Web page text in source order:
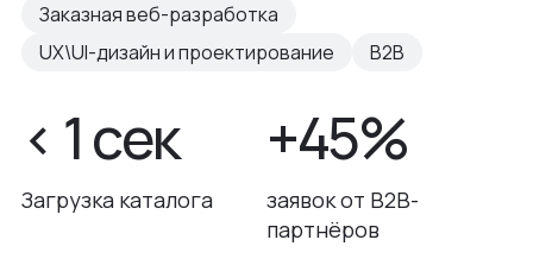
Заказная веб-разработка
UX\UI-дизайн и проектирование
B2B
< 1 сек
Загрузка каталога
+45%
заявок от B2B-
партнёров